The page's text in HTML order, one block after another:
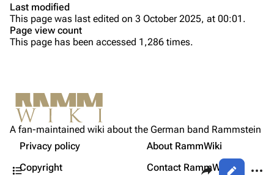
Merchandise
Members
Christoph Schneider
Till Lindemann
Paul Landers
Christian Lorenz
Not logged in
Your IP address will be publicly visible if you make any
edits.
Share this page
Views
Purge
Get shortened URL
Expand all
Contents
Information
Setlist
Sources
Last modified
This page was last edited on 3 October 2025, at 00:01.
Page view count
This page has been accessed 1,286 times.
A fan-maintained wiki about the German band Rammstein
Privacy policy
About RammWiki
Copyright
Contact RammWiki